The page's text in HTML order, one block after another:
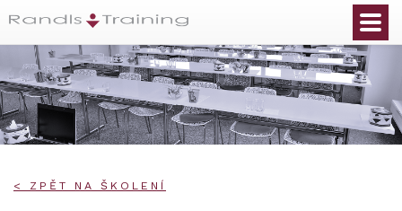
< ZPĚT NA ŠKOLENÍ